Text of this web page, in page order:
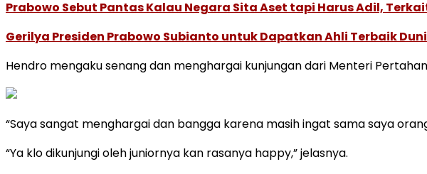
Prabowo Sebut Pantas Kalau Negara Sita Aset tapi Harus Adil,
Gerilya Presiden Prabowo Subianto untuk Dapatkan Ahli Terbaik
Hendro mengaku senang dan menghargai kunjungan dari Menteri
“Saya sangat menghargai dan bangga karena masih ingat sama saya
“Ya klo dikunjungi oleh juniornya kan rasanya happy,” jelasnya.